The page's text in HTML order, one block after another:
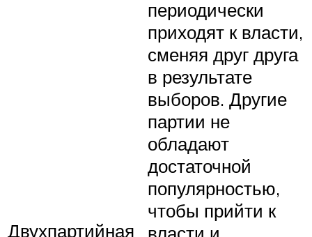
Двухпартийная
периодически
приходят к власти,
сменяя друг друга
в результате
выборов. Другие
партии не
обладают
достаточной
популярностью,
чтобы прийти к